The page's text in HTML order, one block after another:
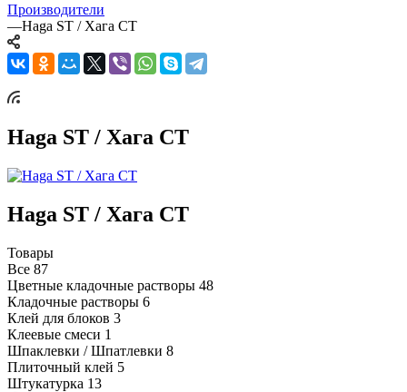
Производители
—Haga ST / Хага СТ
Haga ST / Хага СТ
Haga ST / Хага СТ
Товары
Все 87
Цветные кладочные растворы 48
Кладочные растворы 6
Клей для блоков 3
Клеевые смеси 1
Шпаклевки / Шпатлевки 8
Плиточный клей 5
Штукатурка 13